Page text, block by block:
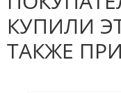
КУПИЛИ
ТАКЖЕ